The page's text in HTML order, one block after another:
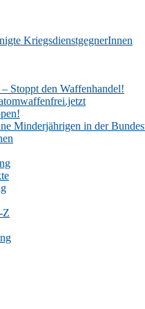
KriegsdienstgegnerInnen
Stoppt den Waffenhandel!
Minderjährigen in der
Z